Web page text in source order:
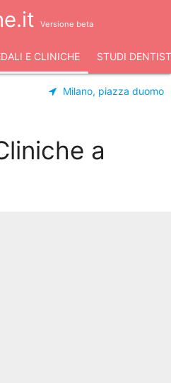
Versione beta
E CLINICHE STUDI
Milano, piazza duomo
a